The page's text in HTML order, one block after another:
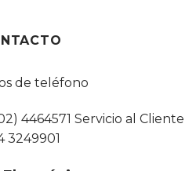
de teléfono
4464571 Servicio al Cliente
3249901